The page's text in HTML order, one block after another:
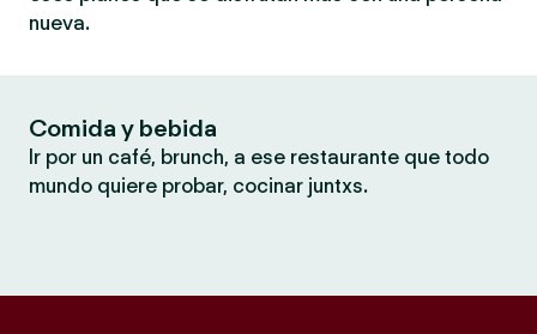
nueva.
Comida y bebida
Ir por un café, brunch, a ese restaurante que todo
mundo quiere probar, cocinar juntxs.